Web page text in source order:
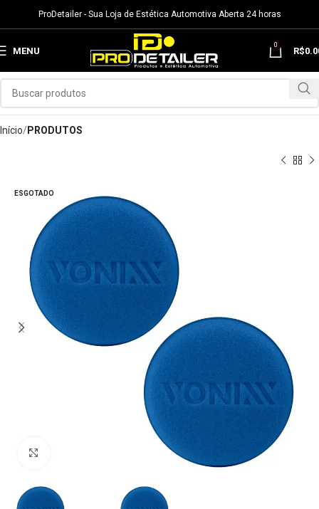
ProDetailer - Sua Loja de Estética Automotiva Aberta 24 horas
MENU
0
R$
Início PRODUTOS
ESGOTADO